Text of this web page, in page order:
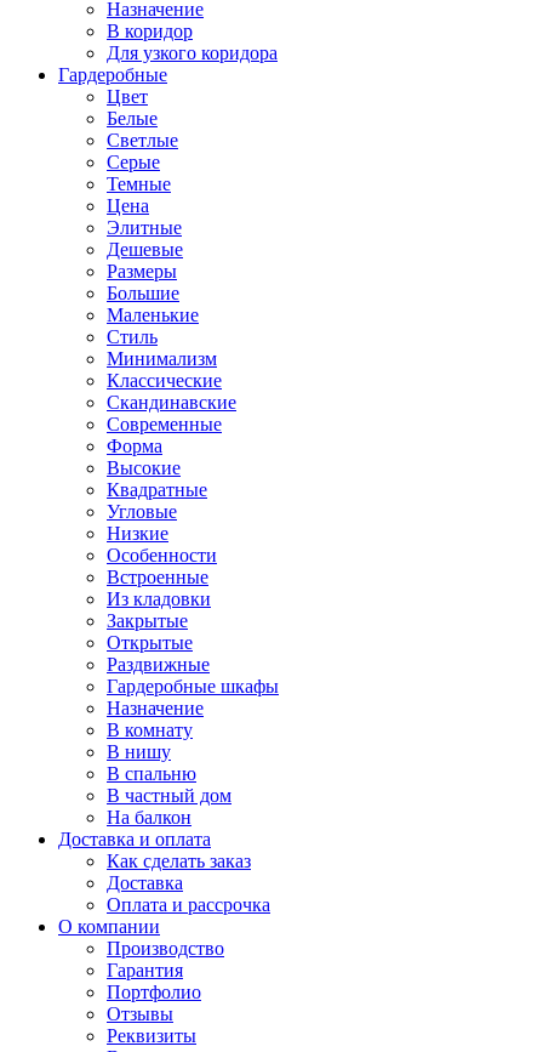
Назначение
В коридор
Для узкого коридора
Гардеробные
Цвет
Белые
Светлые
Серые
Темные
Цена
Элитные
Дешевые
Размеры
Большие
Маленькие
Стиль
Минимализм
Классические
Скандинавские
Современные
Форма
Высокие
Квадратные
Угловые
Низкие
Особенности
Встроенные
Из кладовки
Закрытые
Открытые
Раздвижные
Гардеробные шкафы
Назначение
В комнату
В нишу
В спальню
В частный дом
На балкон
Доставка и оплата
Как сделать заказ
Доставка
Оплата и рассрочка
О компании
Производство
Гарантия
Портфолио
Отзывы
Реквизиты